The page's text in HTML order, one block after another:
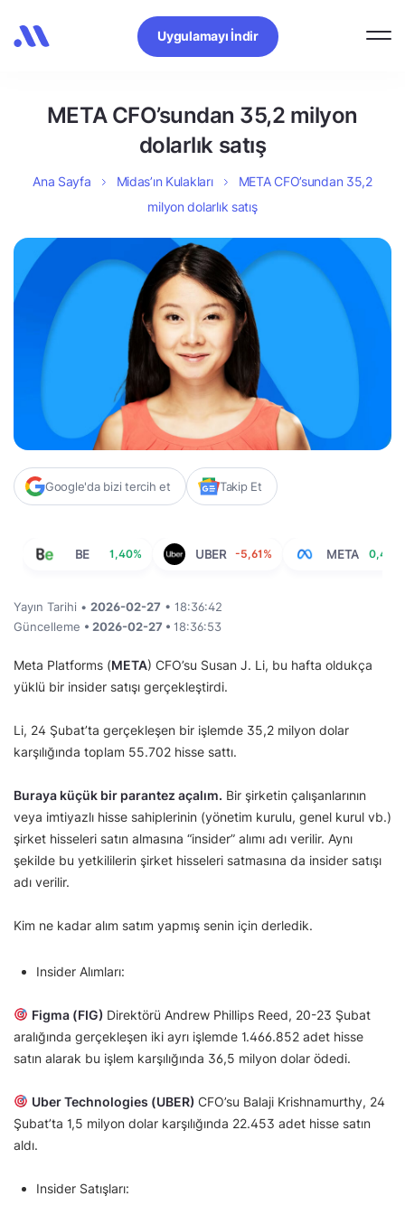
Uygulamayı İndir
META CFO’sundan 35,2 milyon
dolarlık satış
Ana Sayfa Midas’ın Kulakları
META CFO’sundan 35,2
milyon dolarlık satış
Google'da bizi tercih et Takip Et
BE 1,40% UBER -5,61% META 0,46%
Yayın Tarihi • 2026-02-27 • 18:36:42
Güncelleme • 2026-02-27 • 18:36:53
Meta Platforms (META) CFO’su Susan J. Li, bu hafta oldukça
yüklü bir insider satışı gerçekleştirdi.
Li, 24 Şubat’ta gerçekleşen bir işlemde 35,2 milyon dolar
karşılığında toplam 55.702 hisse sattı.
Buraya küçük bir parantez açalım. Bir şirketin çalışanlarının
veya imtiyazlı hisse sahiplerinin (yönetim kurulu, genel kurul vb.)
şirket hisseleri satın almasına “insider” alımı adı verilir. Aynı
şekilde bu yetkililerin şirket hisseleri satmasına da insider satışı
adı verilir.
Kim ne kadar alım satım yapmış senin için derledik.
Insider Alımları:
Figma (FIG) Direktörü Andrew Phillips Reed, 20-23 Şubat
aralığında gerçekleşen iki ayrı işlemde 1.466.852 adet hisse
satın alarak bu işlem karşılığında 36,5 milyon dolar ödedi.
Uber Technologies (UBER) CFO’su Balaji Krishnamurthy, 24
Şubat’ta 1,5 milyon dolar karşılığında 22.453 adet hisse satın
aldı.
Insider Satışları: